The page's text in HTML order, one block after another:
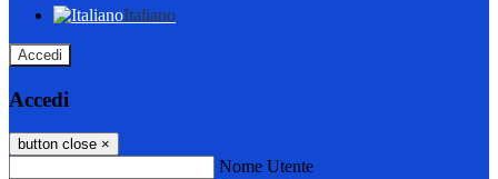
Italiano
Accedi
Accedi
button close ×
Nome Utente